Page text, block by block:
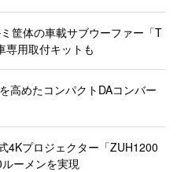
筐体の車載サブウーファー「T
専用取付キットも
高めたコンパクトDAコンバー
4Kプロジェクター「ZUH1200
ーメンを実現